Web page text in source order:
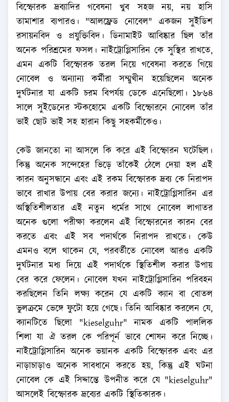
বিস্ফোরক দ্রব্যাদির গবেষনা খুব সহজ নয়, নয় হাসি
তামাশার ব্যপারও। "আলফ্রেড নোবেল" একজন সুইডিশ
রসায়নবিদ ও প্রযুক্তিবিদ। ডিনামাইট আবিষ্কার ছিল তাঁর
অনেক পরিশ্রমের ফসল। নাইট্রোগ্লিসারিন কে সুস্থির রাখতে,
এমন একটি বিস্ফোরক তরল নিয়ে গবেষনা করতে গিয়ে
নোবেল ও অন্যান্য কর্মীরা সম্মুখীন হয়েছিলেন অনেক
দুর্ঘটনার যা একটি চরম বিপর্যয় ডেকে এনেছিলো। ১৮৬৪
সালে সুইডেনের স্টকহোমে একটি বিস্ফোরনে নোবেল তাঁর
ভাই ছোট ভাই সহ হারান কিছু সহকর্মীকেও।
কেউ জানতো না আসলে কি করে এই বিস্ফোরন ঘটেছিল।
কিন্তু অনেক সন্দেহের ভিড়ে তাঁকেই ঠেলে দেয়া হল এই
কারন অনুসন্ধানে এবং এই রকম বিস্ফোরক দ্রব্য কে নিরাপদ
ভাবে রাখার উপায় বের করার জন্যে। নাইট্রোগ্লিসারিন এর
অস্থিতিশীলতার এই নতুন ধর্মের সাথে নোবেল লাগাতর
অনেক গুলো পরীক্ষা করলেন এই বিস্ফোরনের কারন বের
করতে এবং এই সব পদার্থকে নিরাপদ রাখতে। কেউ
এমনও বলে থাকেন যে, পরবর্তীতে নোবেল আরও একটি
দুর্ঘটনার মধ্য দিয়ে এই পদার্থকে স্থিতিশীল করার উপায়
বের করে ফেলেন। নোবেল যখন নাইট্রোগ্লিসারিন পরিবহন
করছিলেন তিনি লক্ষ্য করেন যে একটি ক্যান বা বোতল
ভুলক্রমে ভেঙ্গে ফুটো হয়ে গেছে। তিনি আবিষ্কার করলেন যে,
ক্যানটিতে ছিলো "kieselguhr" নামক একটি পাললিক
শিলা যা ঐ তরল কে পরিপূর্ন ভাবে শোষন করে নিচ্ছে।
নাইট্রোগ্লিসারিন অনেক ভয়ানক একটি বিস্ফোরক এবং এর
নাড়াচাড়াও অনেক সাবধানে করতে হয়, কিন্তু এই ঘটনা
নোবেল কে এই সিদ্দান্তে উপনীত করে যে "kieselguhr"
আসলেই বিস্ফোরক দ্রব্যের একটি স্থিতিকারক।